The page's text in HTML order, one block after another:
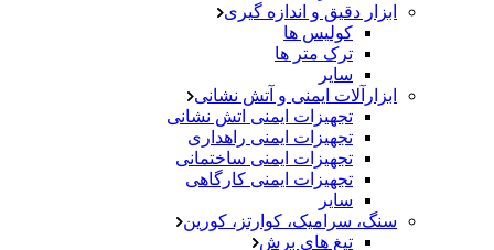
ابزار دقیق و اندازه گیری
کولیس ها
ترک متر ها
سایر
ابزارآلات ایمنی و آتش نشانی
تجهیزات ایمنی اتش نشانی
تجهیزات ایمنی راهداری
تجهیزات ایمنی ساختمانی
تجهیزات ایمنی کارگاهی
سایر
سنگ، سرامیک، کوارتز، کورین
تیغ های برش